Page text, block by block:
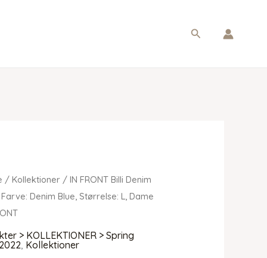
Søg
/Kollektioner / IN FRONT Billi Denim
Denim Blue, Størrelse: L, Dame
> KOLLEKTIONER > Spring
2022, Kollektioner